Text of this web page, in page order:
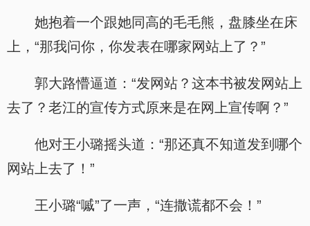
她抱着一个跟她同高的毛毛熊，盘膝坐在床
上，“那我问你，你发表在哪家网站上了？”
郭大路懵逼道：“发网站？这本书被发网站上
去了？老江的宣传方式原来是在网上宣传啊？”
他对王小璐摇头道：“那还真不知道发到哪个
网站上去了！”
王小璐“嘁”了一声，“连撒谎都不会！”